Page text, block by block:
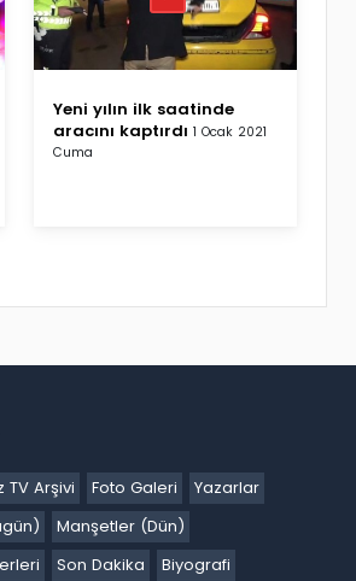
Yeni yılın ilk saatinde
aracını kaptırdı 1 Ocak 2021
Cuma
TV Arşivi Foto Galeri
Yazarlar
Manşetler (Dün)
Son Dakika
Biyografi